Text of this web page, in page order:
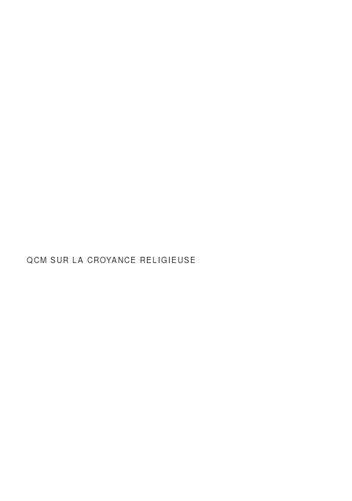
QCM SUR LA CROYANCE RELIGIEUSE